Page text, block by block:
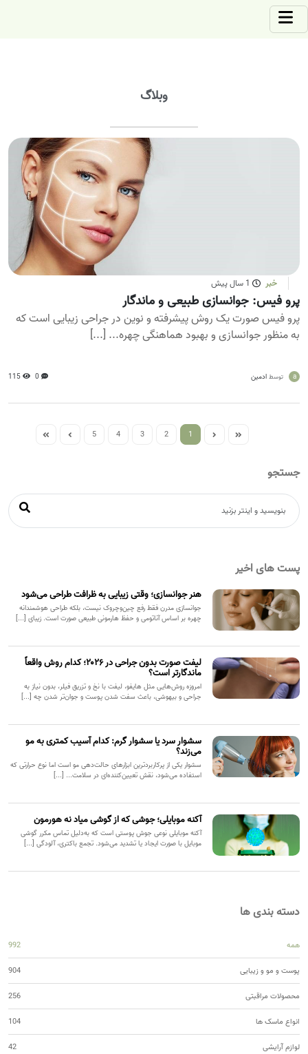
وبلاگ
خبر 1 سال پیش
پرو فیس: جوانسازی طبیعی و ماندگار
پرو فیس صورت یک روش پیشرفته و نوین در جراحی زیبایی است که
به منظور جوانسازی و بهبود هماهنگی چهره... [...]
a توسط ادمین 0
115
1
2
3
4
5
جستجو
پست های اخیر
هنر جوانسازی؛ وقتی زیبایی به ظرافت طراحی می‌شود
جوانسازی مدرن فقط رفع چین‌وچروک نیست، بلکه طراحی هوشمندانه
چهره بر اساس آناتومی و حفظ هارمونی طبیعی صورت است. زیبای [...]
لیفت صورت بدون جراحی در ۲۰۲۶؛ کدام روش واقعاً
ماندگارتر است؟
امروزه روش‌هایی مثل هایفو، لیفت با نخ و تزریق فیلر، بدون نیاز به
جراحی و بیهوشی، باعث سفت شدن پوست و جوان‌تر شدن چه [...]
سشوار سرد یا سشوار گرم: کدام آسیب کمتری به مو
می‌زند؟
سشوار یکی از پرکاربردترین ابزارهای حالت‌دهی مو است اما نوع حرارتی که
استفاده می‌شود، نقش تعیین‌کننده‌ای در سلامت... [...]
آکنه موبایلی؛ جوشی که از گوشی میاد نه هورمون
آکنه موبایلی نوعی جوش پوستی است که به‌دلیل تماس مکرر گوشی
موبایل با صورت ایجاد یا تشدید می‌شود. تجمع باکتری، آلودگی [...]
دسته بندی ها
همه 992
پوست و مو و زیبایی 904
محصولات مراقبتی 256
انواع ماسک ها 104
لوازم آرایشی 42